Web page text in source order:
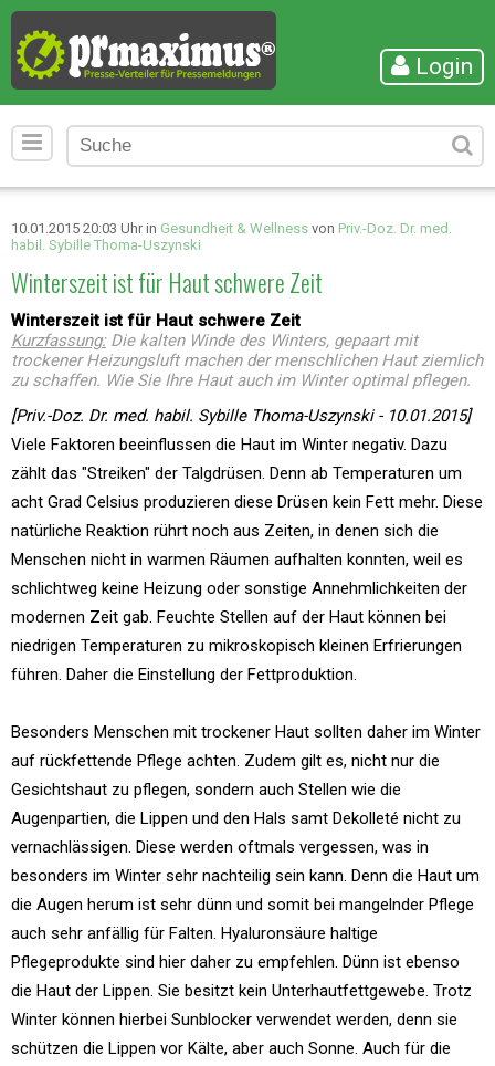
Login
10.01.2015 20:03 Uhr in Gesundheit & Wellness von Priv.-Doz. Dr. med.
habil. Sybille Thoma-Uszynski
Winterszeit ist für Haut schwere Zeit
Winterszeit ist für Haut schwere Zeit
Kurzfassung:Die kalten Winde des Winters, gepaart mit
trockener Heizungsluft machen der menschlichen Haut ziemlich
zu schaffen. Wie Sie Ihre Haut auch im Winter optimal pflegen.
[Priv.-Doz. Dr. med. habil. Sybille Thoma-Uszynski - 10.01.2015]
Viele Faktoren beeinflussen die Haut im Winter negativ. Dazu
zählt das "Streiken" der Talgdrüsen. Denn ab Temperaturen um
acht Grad Celsius produzieren diese Drüsen kein Fett mehr. Diese
natürliche Reaktion rührt noch aus Zeiten, in denen sich die
Menschen nicht in warmen Räumen aufhalten konnten, weil es
schlichtweg keine Heizung oder sonstige Annehmlichkeiten der
modernen Zeit gab. Feuchte Stellen auf der Haut können bei
niedrigen Temperaturen zu mikroskopisch kleinen Erfrierungen
führen. Daher die Einstellung der Fettproduktion.
Besonders Menschen mit trockener Haut sollten daher im Winter
auf rückfettende Pflege achten. Zudem gilt es, nicht nur die
Gesichtshaut zu pflegen, sondern auch Stellen wie die
Augenpartien, die Lippen und den Hals samt Dekolleté nicht zu
vernachlässigen. Diese werden oftmals vergessen, was in
besonders im Winter sehr nachteilig sein kann. Denn die Haut um
die Augen herum ist sehr dünn und somit bei mangelnder Pflege
auch sehr anfällig für Falten. Hyaluronsäure haltige
Pflegeprodukte sind hier daher zu empfehlen. Dünn ist ebenso
die Haut der Lippen. Sie besitzt kein Unterhautfettgewebe. Trotz
Winter können hierbei Sunblocker verwendet werden, denn sie
schützen die Lippen vor Kälte, aber auch Sonne. Auch für die